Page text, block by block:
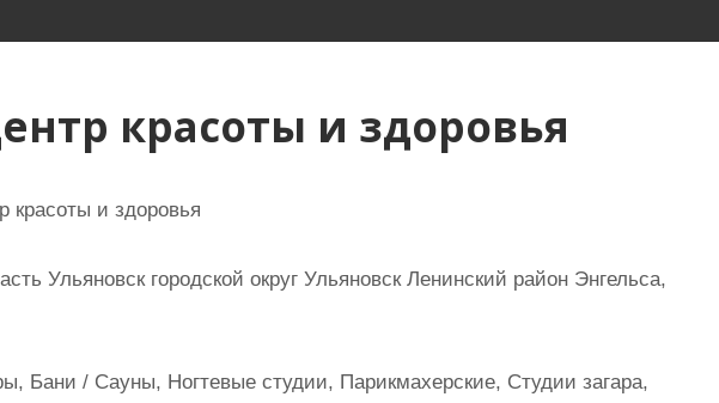
красоты и здоровья
красоты и здоровья
Ульяновск городской округ Ульяновск Ленинский район Энгельса,
Бани / Сауны, Ногтевые студии, Парикмахерские, Студии загара,